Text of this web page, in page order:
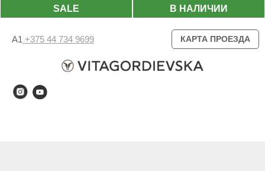
В НАЛИЧИИ
SALE
А1 +375 44 734 9699 КАРТА ПРОЕЗДА